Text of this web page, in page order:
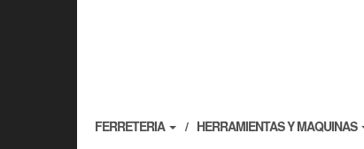
FERRETERIA HERRAMIENTAS Y MAQUINAS